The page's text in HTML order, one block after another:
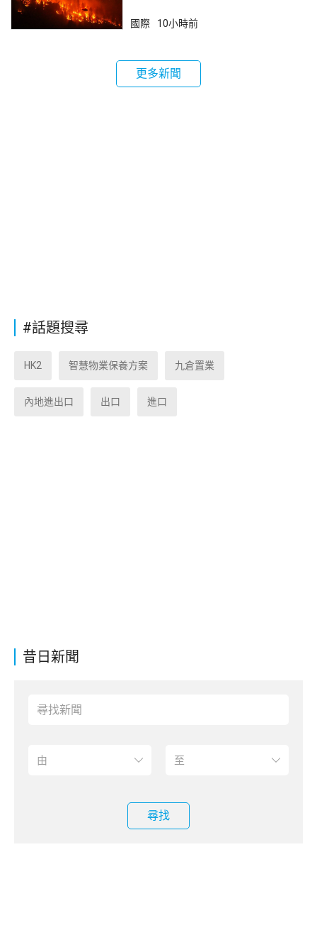
昔日新聞
尋找
國際 10小時前
更多新聞
#話題搜尋
HK2 智慧物業保養方案 九倉置業
內地進出口 出口 進口